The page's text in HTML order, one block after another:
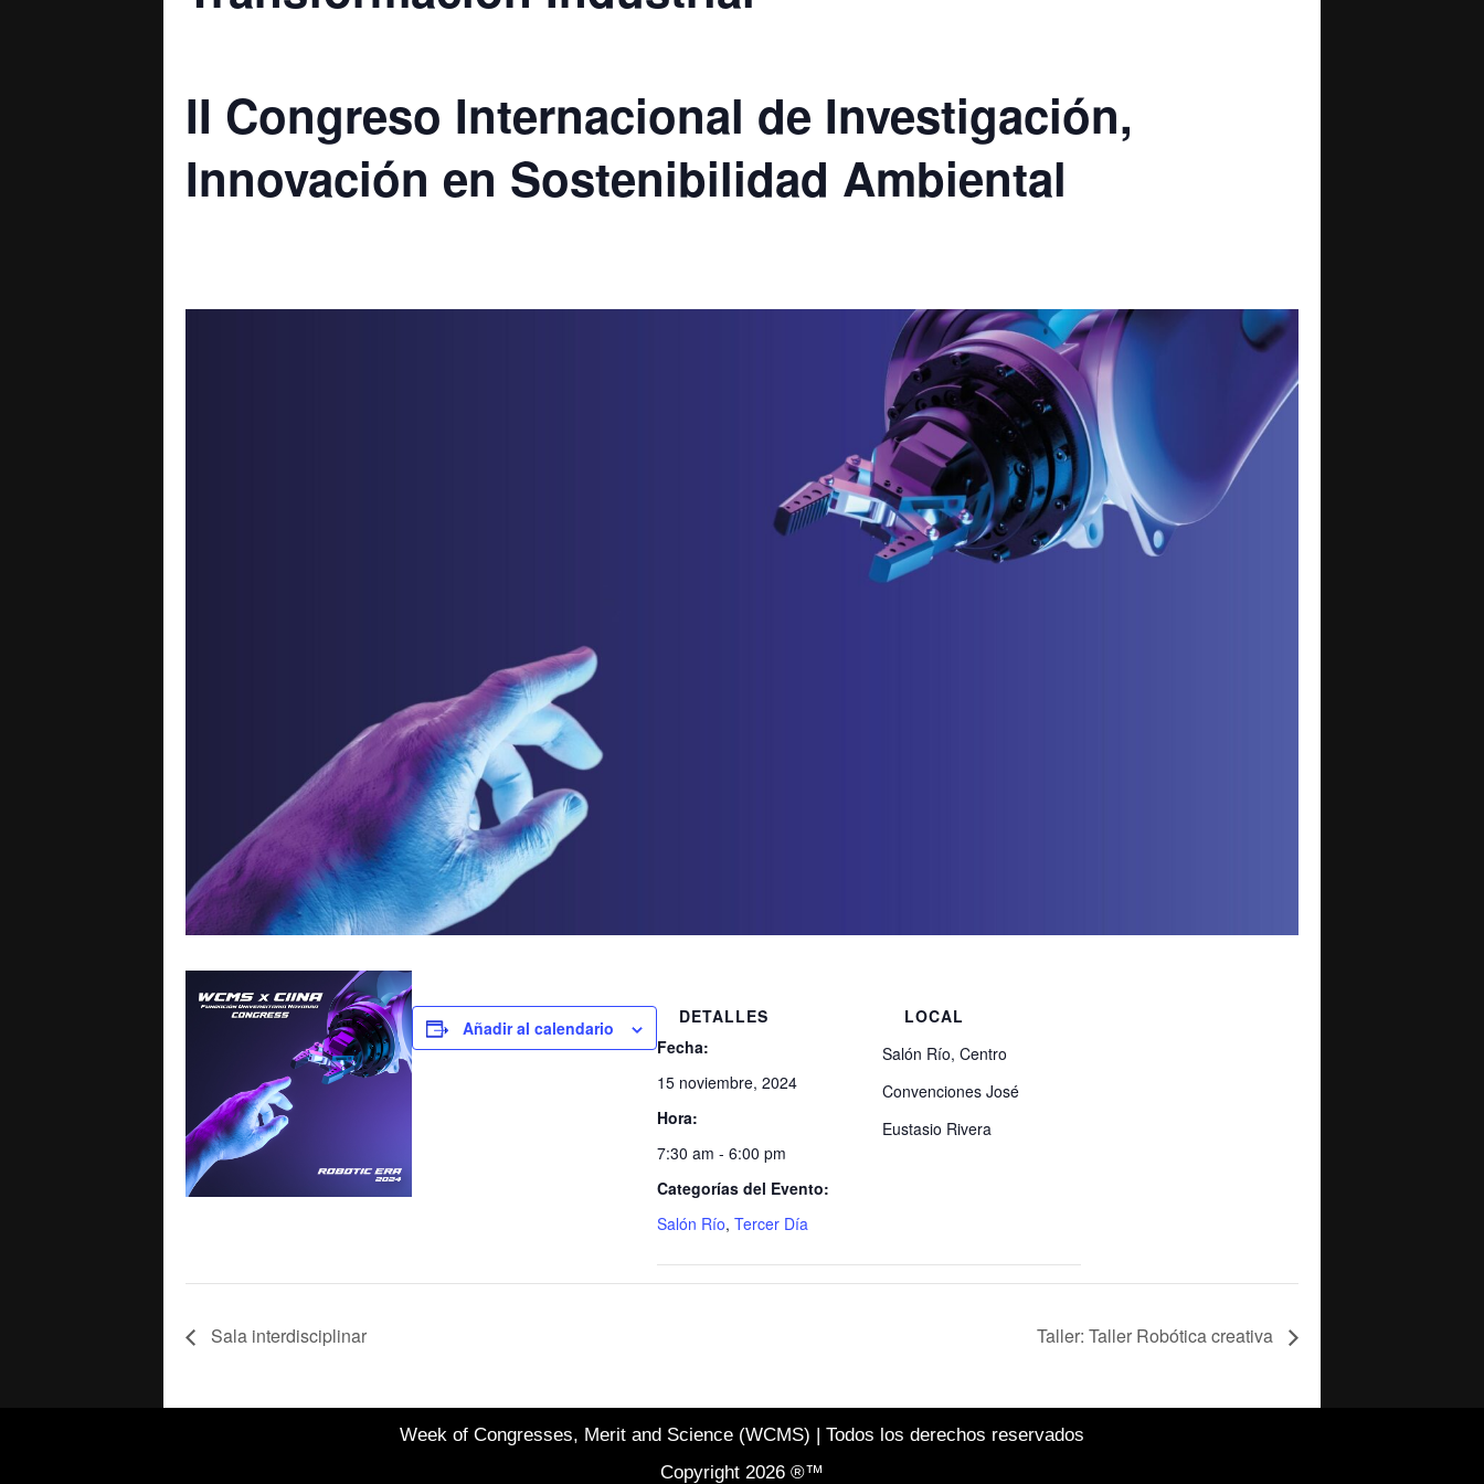
II Congreso Internacional de Investigación,
Innovación en Sostenibilidad Ambiental
Añadir al calendario
DETALLES
Fecha:
15 noviembre, 2024
Hora:
7:30 am - 6:00 pm
Categorías del Evento:
Salón Río, Tercer Día
LOCAL
Salón Río, Centro
Convenciones José
Eustasio Rivera
Sala interdisciplinar Taller: Taller Robótica creativa
Week of Congresses, Merit and Science (WCMS) | Todos los derechos reservados
Copyright 2026 ®™